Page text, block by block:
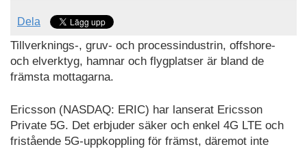
Dela
Tillverknings-, gruv- och processindustrin, offshore-
och elverktyg, hamnar och flygplatser är bland de
främsta mottagarna.
Ericsson (NASDAQ: ERIC) har lanserat Ericsson
Private 5G. Det erbjuder säker och enkel 4G LTE och
fristående 5G-uppkoppling för främst, däremot inte